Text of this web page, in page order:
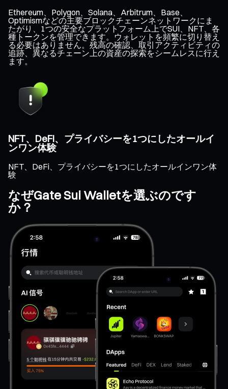
Ethereum、Polygon、Solana、Arbitrum、Base、
Optimismなどの主要ブロックチェーンネットワークにま
たがり、1つの安全なプラットフォーム上でSUI、NFT、各
種トークンを管理できます。ウォレットを頻繁に切り替え
る必要はありません。残高の確認、取引アクティビティの
追跡、異なるチェーン上の資産の探索をシームレスに行え
ます。
NFT、DeFi、プライバシーを1つにしたオールイ
ンワン体験
NFT、DeFi、プライバシーを1つにしたオールインワン体
験
なぜGate Sui Walletを選ぶのです
か？